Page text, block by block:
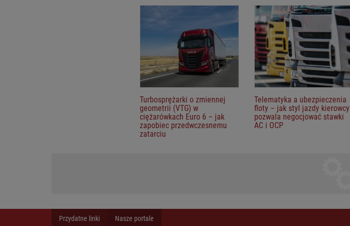
Turbosprężarki o zmiennej
geometrii (VTG) w
ciężarówkach Euro 6 – jak
zapobiec przedwczesnemu
zatarciu
Telematyka a ubezpieczenia
floty – jak styl jazdy kierowcy
pozwala negocjować stawki
AC i OCP
Przydatne linki Nasze portale